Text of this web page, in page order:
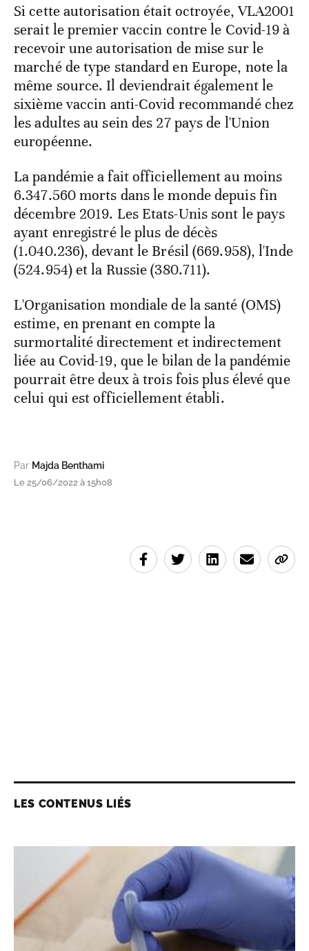
Si cette autorisation était octroyée, VLA2001
serait le premier vaccin contre le Covid-19 à
recevoir une autorisation de mise sur le
marché de type standard en Europe, note la
même source. Il deviendrait également le
sixième vaccin anti-Covid recommandé chez
les adultes au sein des 27 pays de l'Union
européenne.
La pandémie a fait officiellement au moins
6.347.560 morts dans le monde depuis fin
décembre 2019. Les Etats-Unis sont le pays
ayant enregistré le plus de décès
(1.040.236), devant le Brésil (669.958), l'Inde
(524.954) et la Russie (380.711).
L'Organisation mondiale de la santé (OMS)
estime, en prenant en compte la
surmortalité directement et indirectement
liée au Covid-19, que le bilan de la pandémie
pourrait être deux à trois fois plus élevé que
celui qui est officiellement établi.
Par Majda Benthami
Le 25/06/2022 à 15h08
LES CONTENUS LIÉS